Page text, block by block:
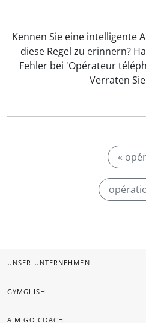
Kennen Sie eine intelligente
diese Regel zu erinnern?
Fehler bei 'Opérateur
Verraten
«
UNSER UNTERNEHMEN
GYMGLISH
AIMIGO COACH